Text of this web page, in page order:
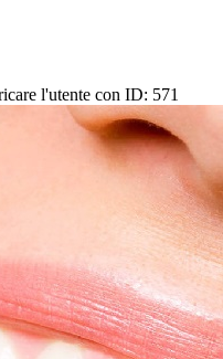
l'utente con ID: 571